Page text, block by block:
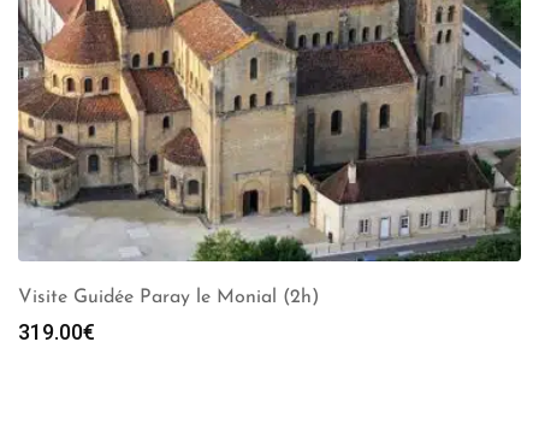
Visite Guidée Paray le Monial (2h)
319.00€